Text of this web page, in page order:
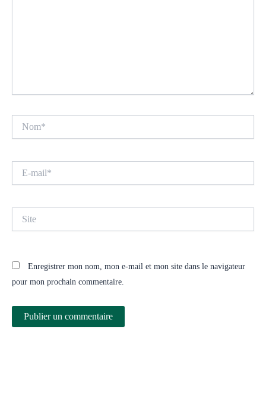
mail*
Enregistrer mon nom, mon e-mail et mon site dans le navigateur
pour mon prochain commentaire.